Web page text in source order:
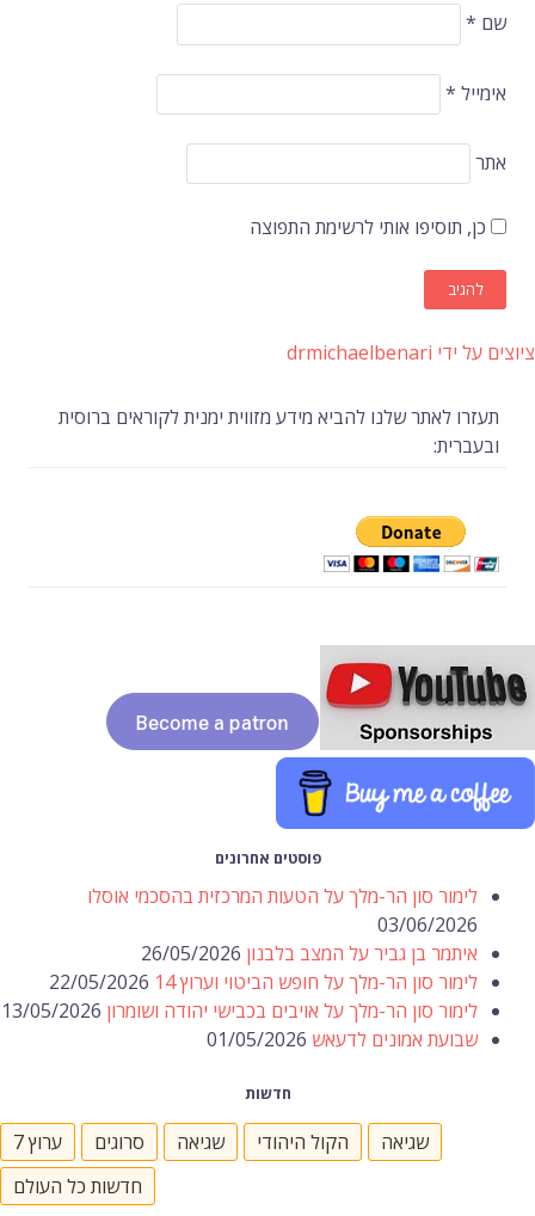
שם *
אימייל *
אתר
כן, תוסיפו אותי לרשימת התפוצה
ציוצים על ידי drmichaelbenari
תעזרו לאתר שלנו להביא מידע מזווית ימנית לקוראים ברוסית
ובעברית:
פוסטים אחרונים
לימור סון הר-מלך על הטעות המרכזית בהסכמי אוסלו
03/06/2026
איתמר בן גביר על המצב בלבנון 26/05/2026
לימור סון הר-מלך על חופש הביטוי וערוץ 14
22/05/2026
לימור סון הר-מלך על אויבים בכבישי יהודה ושומרון 13/05/2026
שבועת אמונים לדעאש 01/05/2026
חדשות
ערוץ 7 סרוגים שגיאה הקול היהודי
שגיאה
חדשות כל העולם